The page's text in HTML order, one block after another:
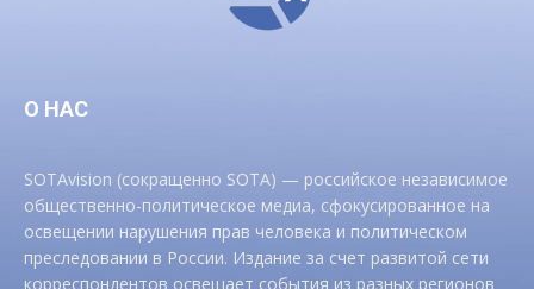
О НАС
SOTAvision (сокращенно SOTA) — российское независимое
общественно-политическое медиа, сфокусированное на
освещении нарушения прав человека и политическом
преследовании в России. Издание за счет развитой сети
корреспондентов освещает события из разных регионов